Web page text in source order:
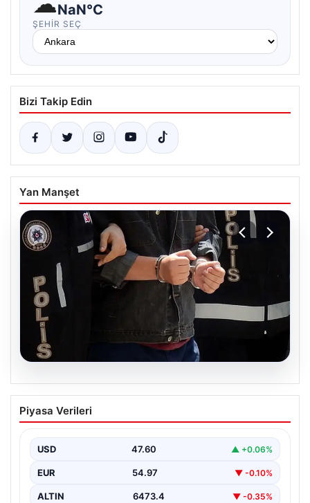
NaN°C
ŞEHIR SEÇ
Bizi Takip Edin
Yan Manşet
05.08.2026
İzmir’de Baba-Oğul Cinayeti: Baba
Tutuklandı
67 yaşındaki Selçuk A., oğluna karşı çıkan…
Piyasa Verileri
USD 47.60 ▲ +0.06%
EUR 54.97 ▼ -0.10%
ALTIN 6473.4 ▼ -0.35%